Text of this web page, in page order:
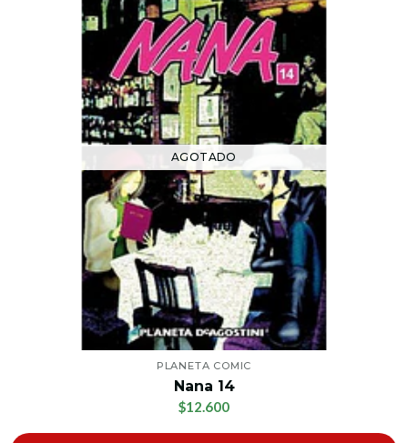
AGOTADO
PLANETA COMIC
Nana 14
$12.600